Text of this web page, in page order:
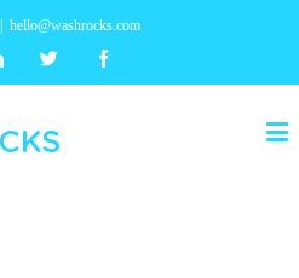
hello@washrocks.com
Linkedin Twitter